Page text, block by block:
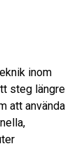
inom
steg längre
att använda